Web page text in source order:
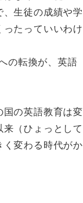
生徒の成績や学
たっていいわけ
の転換が、英語
の英語教育は変
（ひょっとして
変わる時代がか